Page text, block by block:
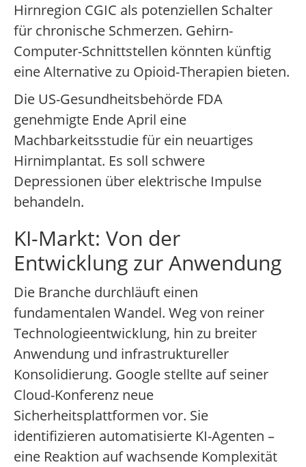
Hirnregion CGIC als potenziellen Schalter
für chronische Schmerzen. Gehirn-
Computer-Schnittstellen könnten künftig
eine Alternative zu Opioid-Therapien bieten.
Die US-Gesundheitsbehörde FDA
genehmigte Ende April eine
Machbarkeitsstudie für ein neuartiges
Hirnimplantat. Es soll schwere
Depressionen über elektrische Impulse
behandeln.
KI-Markt: Von der
Entwicklung zur Anwendung
Die Branche durchläuft einen
fundamentalen Wandel. Weg von reiner
Technologieentwicklung, hin zu breiter
Anwendung und infrastruktureller
Konsolidierung. Google stellte auf seiner
Cloud-Konferenz neue
Sicherheitsplattformen vor. Sie
identifizieren automatisierte KI-Agenten –
eine Reaktion auf wachsende Komplexität